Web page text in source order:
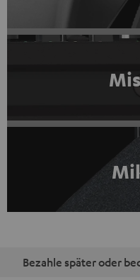
Bezahle später oder